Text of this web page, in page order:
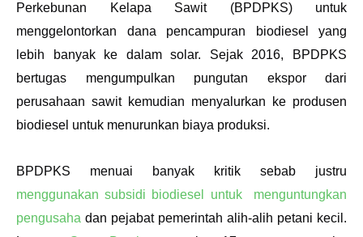
Perkebunan Kelapa Sawit (BPDPKS) untuk
menggelontorkan dana pencampuran biodiesel yang
lebih banyak ke dalam solar. Sejak 2016, BPDPKS
bertugas mengumpulkan pungutan ekspor dari
perusahaan sawit kemudian menyalurkan ke produsen
biodiesel untuk menurunkan biaya produksi.
menggunakan subsidi biodiesel untuk  menguntungkan
pengusaha dan pejabat pemerintah alih-alih petani kecil.